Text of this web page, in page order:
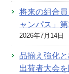
将来の組合
ャンパス」
2026年7月14日
品揃え強化
出荷者大会